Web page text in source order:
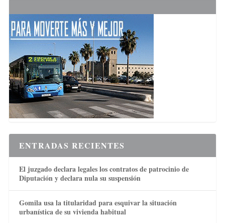
ENTRADAS RECIENTES
El juzgado declara legales los contratos de patrocinio de
Diputación y declara nula su suspensión
Gomila usa la titularidad para esquivar la situación
urbanística de su vivienda habitual